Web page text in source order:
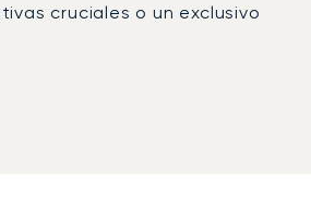
cruciales o un exclusivo
detalle a bordo,